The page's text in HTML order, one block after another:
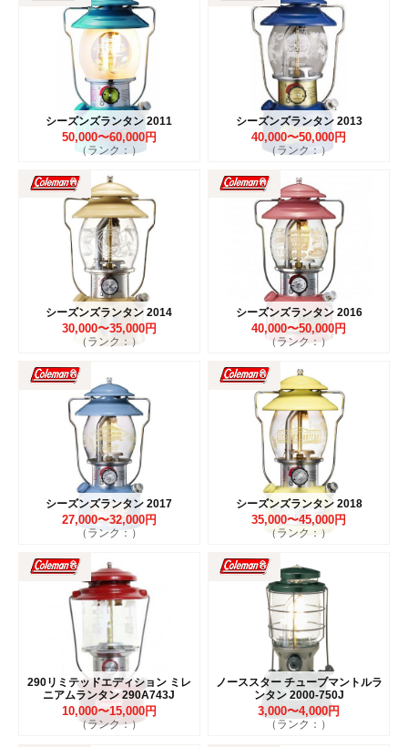
シーズンズランタン 2011
50,000〜60,000円
（ランク：）
シーズンズランタン 2013
40,000〜50,000円
（ランク：）
シーズンズランタン 2014
30,000〜35,000円
（ランク：）
シーズンズランタン 2016
40,000〜50,000円
（ランク：）
シーズンズランタン 2017
27,000〜32,000円
（ランク：）
シーズンズランタン 2018
35,000〜45,000円
（ランク：）
290リミテッドエディション ミレ
ニアムランタン 290A743J
10,000〜15,000円
（ランク：）
ノーススター チューブマントルラ
ンタン 2000-750J
3,000〜4,000円
（ランク：）